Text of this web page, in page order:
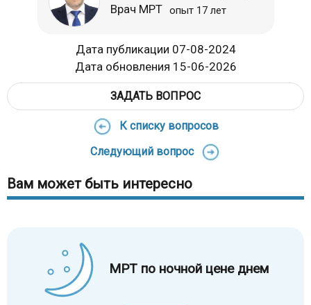
МРТ по ночной цене днем
Врач МРТ опыт 17 лет
Дата публикации 07-08-2024
Дата обновления 15-06-2026
ЗАДАТЬ ВОПРОС
К списку вопросов
Следующий вопрос
Вам может быть интересно